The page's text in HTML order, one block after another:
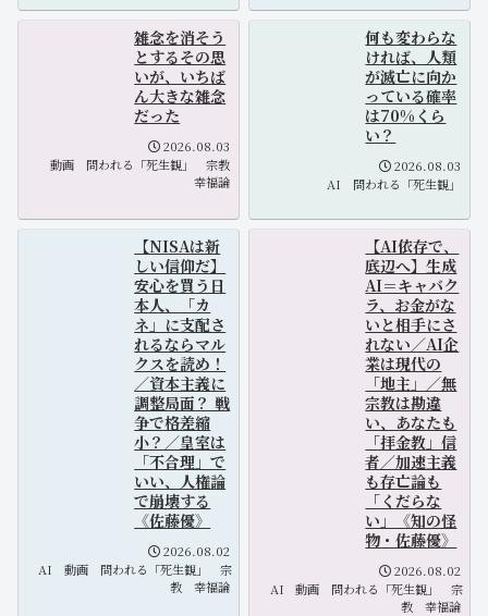
雑念を消そう
とするその思
いが、いちば
ん大きな雑念
だった
2026.08.03
動画
問われる「死生観」
宗教
幸福論
何も変わらな
ければ、人類
が滅亡に向か
っている確率
は70%くら
い？
2026.08.03
AI
問われる「死生観」
【NISAは新
しい信仰だ】
安心を買う日
本人、「カ
ネ」に支配さ
れるならマル
クスを読め！
／資本主義に
調整局面？ 戦
争で格差縮
小？／皇室は
「不合理」で
いい、人権論
で崩壊する
《佐藤優》
2026.08.02
AI
動画 問われる「死生観」
宗
教
幸福論
【AI依存で、
底辺へ】生成
AI＝キャバク
ラ、お金がな
いと相手にさ
れない／AI企
業は現代の
「地主」／無
宗教は勘違
い、あなたも
「拝金教」信
者／加速主義
も存亡論も
「くだらな
い」《知の怪
物・佐藤優》
2026.08.02
AI
動画 問われる「死生観」
宗
教
幸福論